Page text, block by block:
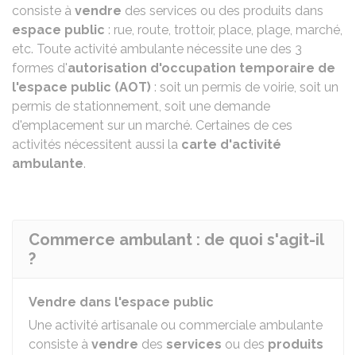
consiste à vendre des services ou des produits dans
espace public : rue, route, trottoir, place, plage, marché,
etc. Toute activité ambulante nécessite une des 3
formes d'autorisation d'occupation temporaire de
l'espace public (AOT) : soit un permis de voirie, soit un
permis de stationnement, soit une demande
d'emplacement sur un marché. Certaines de ces
activités nécessitent aussi la carte d'activité
ambulante.
Commerce ambulant : de quoi s'agit-il
?
Vendre dans l'espace public
Une activité artisanale ou commerciale ambulante
consiste à vendre des services ou des produits